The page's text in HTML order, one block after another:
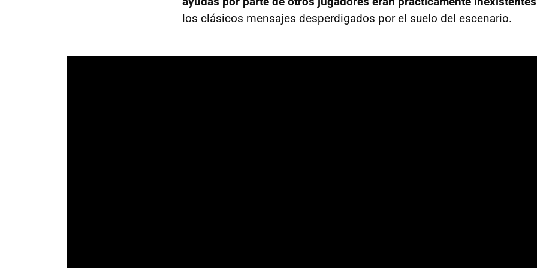
los clásicos mensajes desperdigados por el suelo del escenario.